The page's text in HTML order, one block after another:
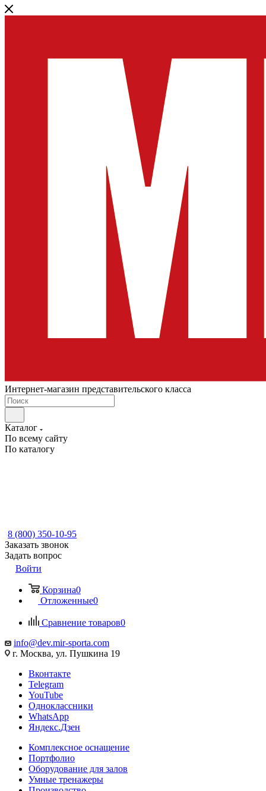
Интернет-магазин представительского класса
Каталог
По всему сайту
По каталогу
8 (800) 350-10-95
Заказать звонок
Задать вопрос
Войти
Корзина0
Отложенные0
Сравнение товаров0
info@dev.mir-sporta.com
г. Москва, ул. Пушкина 19
Вконтакте
Telegram
YouTube
Одноклассники
WhatsApp
Яндекс.Дзен
Комплексное оснащение
Портфолио
Оборудование для залов
Умные тренажеры